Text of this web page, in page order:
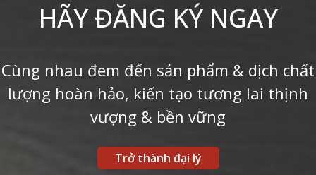
HÃY ĐĂNG KÝ NGAY
Cùng nhau đem đến sản phẩm & dịch chất
lượng hoàn hảo, kiến tạo tương lai thịnh
vượng & bền vững
Trở thành đại lý